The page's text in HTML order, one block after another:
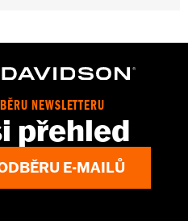
Manufacturer Warranty – Go
HEIGHT: 5.25” / HEEL HEIGHT:
NEWSLETTERU
přehled
E-MAILŮ